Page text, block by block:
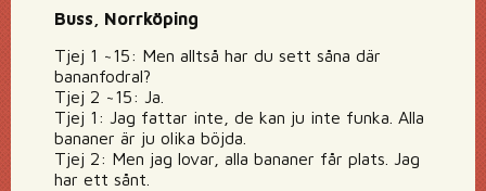
Buss, Norrköping
Tjej 1 ~15: Men alltså har du sett såna där
bananfodral?
Tjej 2 ~15: Ja.
Tjej 1: Jag fattar inte, de kan ju inte funka. Alla
bananer är ju olika böjda.
Tjej 2: Men jag lovar, alla bananer får plats. Jag
har ett sånt.